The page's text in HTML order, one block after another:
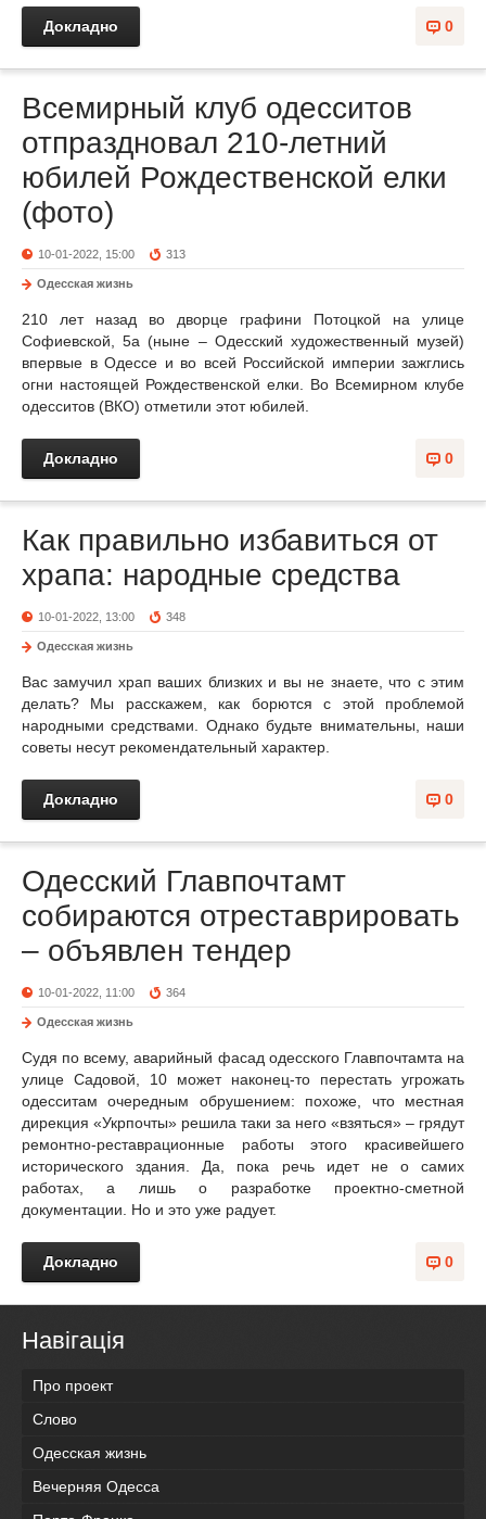
0
Докладно
Всемирный клуб одесситов
отпраздновал 210-летний
юбилей Рождественской елки
(фото)
10-01-2022, 15:00 313
Одесская жизнь
210 лет назад во дворце графини Потоцкой на улице
Софиевской, 5а (ныне – Одесский художественный музей)
впервые в Одессе и во всей Российской империи зажглись
огни настоящей Рождественской елки. Во Всемирном клубе
одесситов (ВКО) отметили этот юбилей.
0
Докладно
Как правильно избавиться от
храпа: народные средства
10-01-2022, 13:00 348
Одесская жизнь
Вас замучил храп ваших близких и вы не знаете, что с этим
делать? Мы расскажем, как борются с этой проблемой
народными средствами. Однако будьте внимательны, наши
советы несут рекомендательный характер.
0
Докладно
Одесский Главпочтамт
собираются отреставрировать
– объявлен тендер
10-01-2022, 11:00 364
Одесская жизнь
Судя по всему, аварийный фасад одесского Главпочтамта на
улице Садовой, 10 может наконец-то перестать угрожать
одесситам очередным обрушением: похоже, что местная
дирекция «Укрпочты» решила таки за него «взяться» – грядут
ремонтно-реставрационные работы этого красивейшего
исторического здания. Да, пока речь идет не о самих
работах, а лишь о разработке проектно-сметной
документации. Но и это уже радует.
0
Докладно
Навігація
Про проект
Слово
Одесская жизнь
Вечерняя Одесса